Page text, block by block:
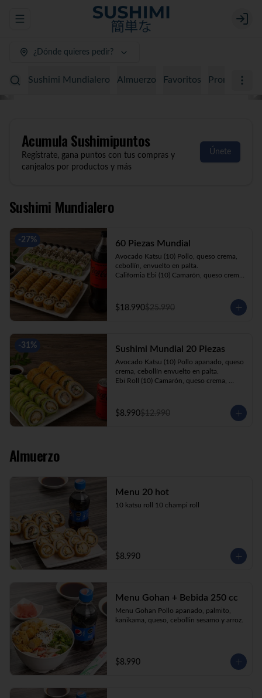
Abrir menu de navegación Login
¿Dónde quieres pedir?
Sushimi Mundialero Almuerzo Favoritos Promociones
AcumulaSushimipuntos
Regístrate, gana puntos con tus compras y
canjealos por productos y más
Únete
Sushimi Mundialero
-27% 60 Piezas Mundial
Avocado Katsu (10) Pollo, queso crema,
cebollín, envuelto en palta.
California Ebi (10) Camarón, queso crema,
crema, cebollín, envuelto en sésamo.
Katsu Roll (10) Pollo apanado, queso
Kani Maki (10) Kanikama, palta, envuelto
en nori.
+ Bebida 1.5lt.
$18.990$25.990
-31% Sushimi Mundial 20 Piezas
Avocado Katsu (10) Pollo apanado, queso
crema, cebollín envuelto en palta.
Ebi Roll (10) Camarón, queso crema,
$8.990$12.990
Almuerzo
Menu 20 hot
10 katsu roll 10 champi roll
$8.990
Menu Gohan + Bebida 250 cc
Menu Gohan Pollo apanado, palmito,
kanikama, queso, cebollin sesamo y arroz.
$8.990